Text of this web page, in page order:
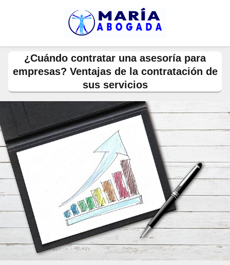
¿Cuándo contratar una asesoría para
empresas? Ventajas de la contratación de
sus servicios